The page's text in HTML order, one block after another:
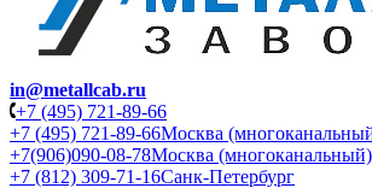
in@metallcab.ru
+7 (495) 721-89-66
+7 (495) 721-89-66Москва
+7(906)090-08-78Москва (многоканальный)
+7 (812) 309-71-16Санк-Петербург